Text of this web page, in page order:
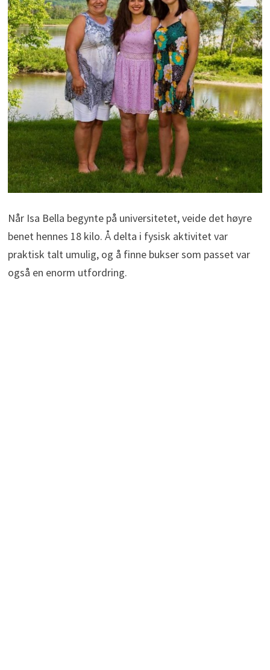
Når Isa Bella begynte på universitetet, veide det høyre
benet hennes 18 kilo. Å delta i fysisk aktivitet var
praktisk talt umulig, og å finne bukser som passet var
også en enorm utfordring.